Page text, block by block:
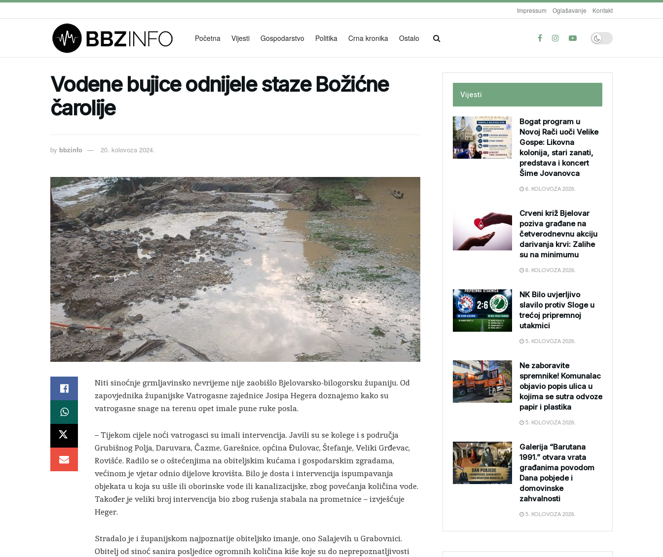
Impressum Oglašavanje Kontakt
Početna Vijesti Gospodarstvo Politika Crna kronika Ostalo
Vodene bujice odnijele staze Božićne
čarolije
by bbzinfo 20. kolovoza 2024.
Niti sinoćnje grmljavinsko nevrijeme nije zaobišlo Bjelovarsko-bilogorsku županiju. Od
zapovjednika županijske Vatrogasne zajednice Josipa Hegera doznajemo kako su
vatrogasne snage na terenu opet imale pune ruke posla.
– Tijekom cijele noći vatrogasci su imali intervencija. Javili su se kolege i s područja
Grubišnog Polja, Daruvara, Čazme, Garešnice, općina Đulovac, Štefanje, Veliki Grđevac,
Rovišće. Radilo se o oštećenjima na obiteljskim kućama i gospodarskim zgradama,
većinom je vjetar odnio dijelove krovišta. Bilo je dosta i intervencija ispumpavanja
objekata u koja su ušle ili oborinske vode ili kanalizacijske, zbog povećanja količina vode.
Također je veliki broj intervencija bio zbog rušenja stabala na prometnice – izvješćuje
Heger.
Stradalo je i županijskom najpoznatije obiteljsko imanje, ono Salajevih u Grabovnici.
Obitelj od sinoć sanira posljedice ogromnih količina kiše koje su do neprepoznatljivosti
Vijesti
Bogat program u
Novoj Rači uoči Velike
Gospe: Likovna
kolonija, stari zanati,
predstava i koncert
Šime Jovanovca
6. KOLOVOZA 2026.
Crveni križ Bjelovar
poziva građane na
četverodnevnu akciju
darivanja krvi: Zalihe
su na minimumu
6. KOLOVOZA 2026.
NK Bilo uvjerljivo
slavilo protiv Sloge u
trećoj pripremnoj
utakmici
5. KOLOVOZA 2026.
Ne zaboravite
spremnike! Komunalac
objavio popis ulica u
kojima se sutra odvoze
papir i plastika
5. KOLOVOZA 2026.
Galerija “Barutana
1991.” otvara vrata
građanima povodom
Dana pobjede i
domovinske
zahvalnosti
5. KOLOVOZA 2026.